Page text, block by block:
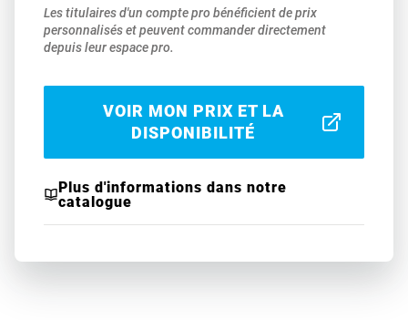
Les titulaires d'un compte pro bénéficient de prix
personnalisés et peuvent commander directement
depuis leur espace pro.
VOIR MON PRIX ET LA
DISPONIBILITÉ
Plus d'informations dans notre
catalogue